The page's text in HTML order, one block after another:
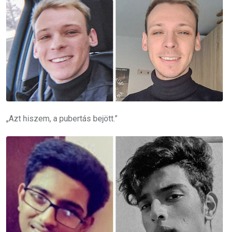
„Azt hiszem, a pubertás bejött.”